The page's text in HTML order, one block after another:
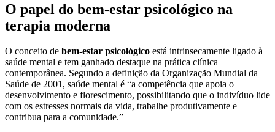
O papel do bem-estar psicológico na
terapia moderna
O conceito de bem-estar psicológico está intrinsecamente ligado à
saúde mental e tem ganhado destaque na prática clínica
contemporânea. Segundo a definição da Organização Mundial da
Saúde de 2001, saúde mental é “a competência que apoia o
desenvolvimento e florescimento, possibilitando que o indivíduo lide
com os estresses normais da vida, trabalhe produtivamente e
contribua para a comunidade.”